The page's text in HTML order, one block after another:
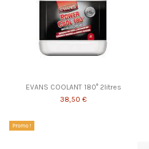
EVANS COOLANT 180° 2litres
38,50 €
Promo !